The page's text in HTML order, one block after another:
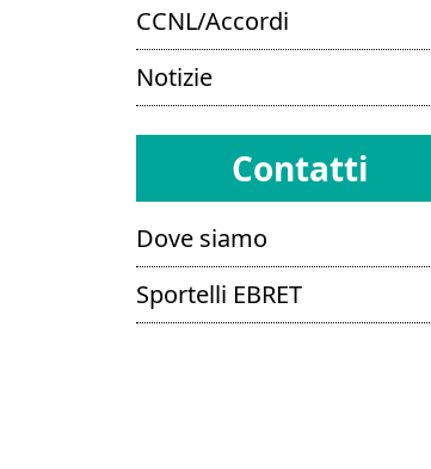
CCNL/Accordi
Notizie
Contatti
Dove siamo
Sportelli EBRET